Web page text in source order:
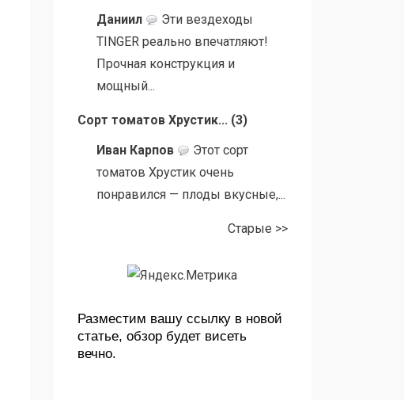
Даниил
Эти вездеходы
TINGER реально впечатляют!
Прочная конструкция и
мощный...
Сорт томатов Хрустик... (3)
Иван Карпов
Этот сорт
томатов Хрустик очень
понравился — плоды вкусные,...
Старые >>
Разместим вашу ссылку в новой
статье, обзор будет висеть
вечно.